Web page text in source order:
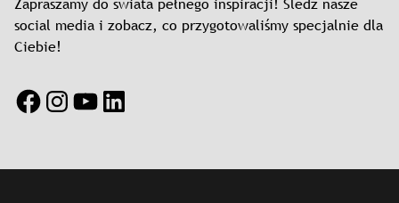
social media i zobacz, co przygotowaliśmy specjalnie dla
Ciebie!
Facebook
Instagram
YouTube
LinkedIn